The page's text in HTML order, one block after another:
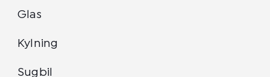
Glas
Kylning
Sugbil